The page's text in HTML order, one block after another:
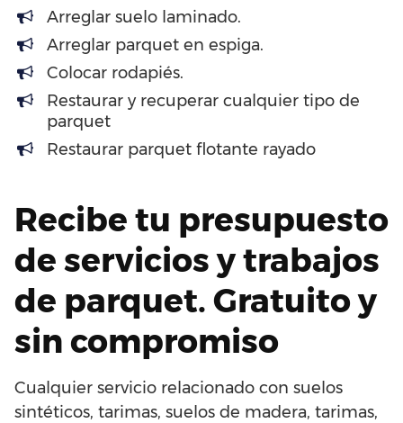
Arreglar suelo laminado.
Arreglar parquet en espiga.
Colocar rodapiés.
Restaurar y recuperar cualquier tipo de
parquet
Restaurar parquet flotante rayado
Recibe tu presupuesto
de servicios y trabajos
de parquet. Gratuito y
sin compromiso
Cualquier servicio relacionado con suelos
sintéticos, tarimas, suelos de madera, tarimas,